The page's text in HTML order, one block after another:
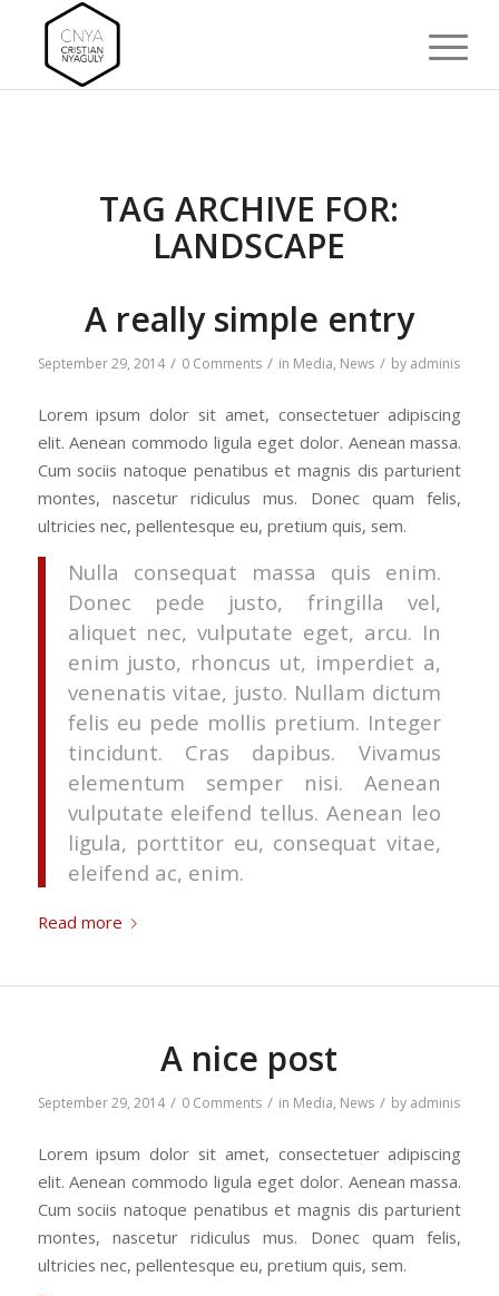
TAG ARCHIVE FOR:
LANDSCAPE
A really simple entry
September 29, 2014 / 0 Comments / in Media, News / by adminis
Lorem ipsum dolor sit amet, consectetuer adipiscing
elit. Aenean commodo ligula eget dolor. Aenean massa.
Cum sociis natoque penatibus et magnis dis parturient
montes, nascetur ridiculus mus. Donec quam felis,
ultricies nec, pellentesque eu, pretium quis, sem.
Nulla consequat massa quis enim.
Donec pede justo, fringilla vel,
aliquet nec, vulputate eget, arcu. In
enim justo, rhoncus ut, imperdiet a,
venenatis vitae, justo. Nullam dictum
felis eu pede mollis pretium. Integer
tincidunt. Cras dapibus. Vivamus
elementum semper nisi. Aenean
vulputate eleifend tellus. Aenean leo
ligula, porttitor eu, consequat vitae,
eleifend ac, enim.
Read more
A nice post
September 29, 2014 / 0 Comments / in Media, News / by adminis
Lorem ipsum dolor sit amet, consectetuer adipiscing
elit. Aenean commodo ligula eget dolor. Aenean massa.
Cum sociis natoque penatibus et magnis dis parturient
montes, nascetur ridiculus mus. Donec quam felis,
ultricies nec, pellentesque eu, pretium quis, sem.